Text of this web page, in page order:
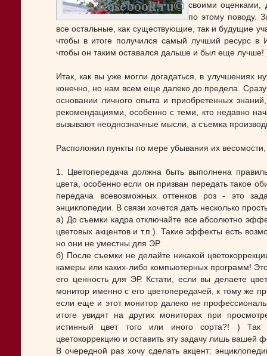
своими оценками,
по этому поводу.
все остальные, как существующие, так и будущие
чтобы в итоге получился самый лучший ресурс в
чтобы он таким оставался дальше и был еще лучше!
Итак, как вы уже могли догадаться, в улучшениях
конечно, но нам всем еще далеко до предела.
основании личного опыта и приобретенных
рекомендациями, особенно с теми, кто недавно
вызывают неоднозначные мысли, а съемка
Расположил пункты по мере убывания их
1. Цветопередача должна быть выполнена
цвета, особенно если он призван передать такое
передача всевозможных оттенков роз - это
энциклопедии. В связи хочется дать несколько
а) До съемки кадра отключайте все абсолютно
цветовых акцентов и т.п.). Такие эффекты есть
но они не уместны для ЭР.
б) После съемки не делайте никакой
камеры или каких-либо компьютерных программ!
его ценность для ЭР. Кстати, если вы делаете
монитор именно с его цветопередачей, к тому же
если еще и этот монитор далеко не
итоге увидят на других мониторах при
истинный цвет того или иного сорта?! ) Так
цветокоррекцию и оставить эту задачу лишь вашей
В очередной раз хочу сделать акцент: